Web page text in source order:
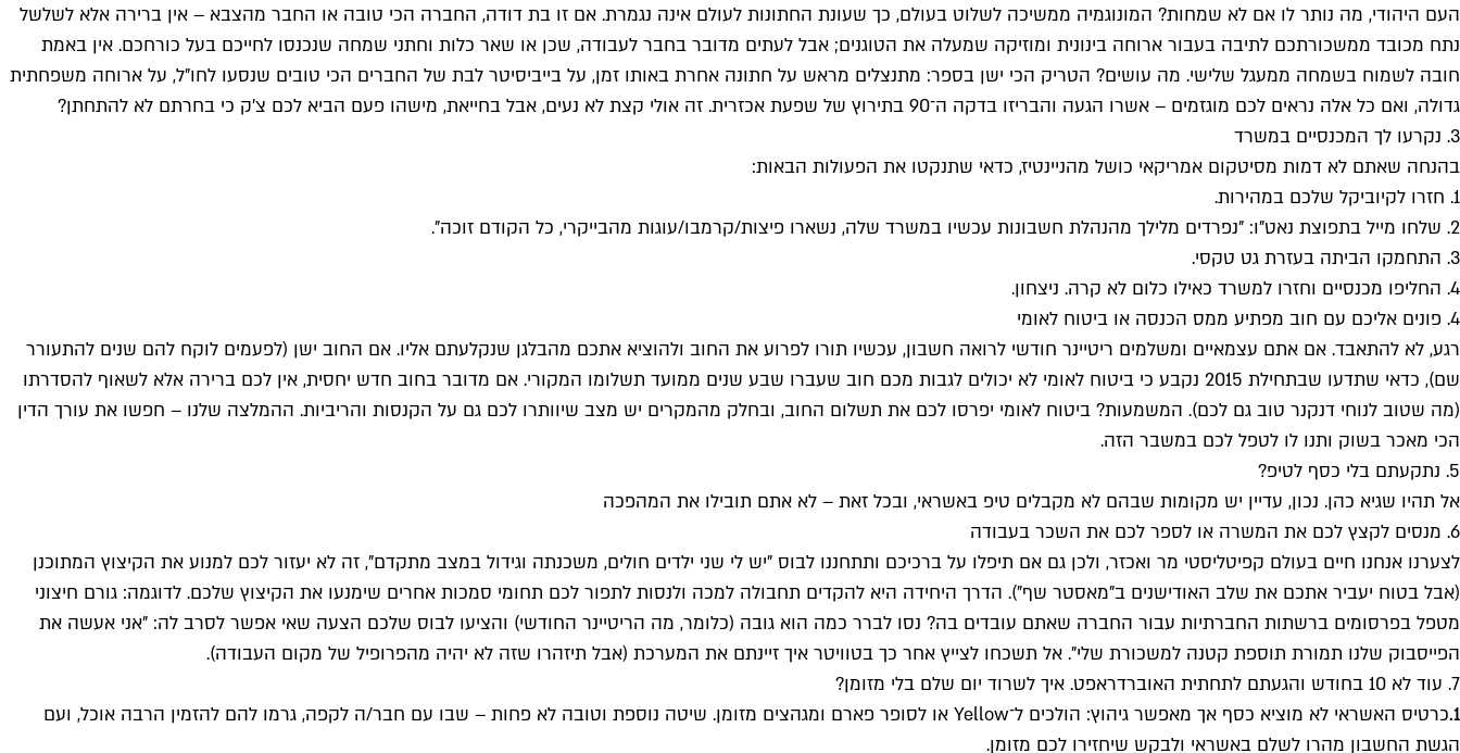
העם היהודי, מה נותר לו אם לא שמחות? המונוגמיה ממשיכה לשלוט בעולם, כך שעונת החתונות לעולם אינה נגמרת. אם זו בת דודה, החברה הכי טובה או החבר מהצבא – אין ברירה אלא לשלשל
נתח מכובד ממשכורתכם לתיבה בעבור ארוחה בינונית ומוזיקה שמעלה את הטוגנים; אבל לעתים מדובר בחבר לעבודה, שכן או שאר כלות וחתני שמחה שנכנסו לחייכם בעל כורחכם. אין באמת
חובה לשמוח בשמחה ממעגל שלישי. מה עושים? הטריק הכי ישן בספר: מתנצלים מראש על חתונה אחרת באותו זמן, על בייביסיטר לבת של החברים הכי טובים שנסעו לחו"ל, על ארוחה משפחתית
גדולה, ואם כל אלה נראים לכם מוגזמים – אשרו הגעה והבריזו בדקה ה־90 בתירוץ של שפעת אכזרית. זה אולי קצת לא נעים, אבל בחייאת, מישהו פעם הביא לכם צ'ק כי בחרתם לא להתחתן?
3. נקרעו לך המכנסיים במשרד
בהנחה שאתם לא דמות מסיטקום אמריקאי כושל מהניינטיז, כדאי שתנקטו את הפעולות הבאות:
1. חזרו לקיוביקל שלכם במהירות.
2. שלחו מייל בתפוצת נאט"ו: "נפרדים מלילך מהנהלת חשבונות עכשיו במשרד שלה, נשארו פיצות/קרמבו/עוגות מהבייקרי, כל הקודם זוכה".
3. התחמקו הביתה בעזרת גט טקסי.
4. החליפו מכנסיים וחזרו למשרד כאילו כלום לא קרה. ניצחון.
4. פונים אליכם עם חוב מפתיע ממס הכנסה או ביטוח לאומי
רגע, לא להתאבד. אם אתם עצמאיים ומשלמים ריטיינר חודשי לרואה חשבון, עכשיו תורו לפרוע את החוב ולהוציא אתכם מהבלגן שנקלעתם אליו. אם החוב ישן (לפעמים לוקח להם שנים להתעורר
שם), כדאי שתדעו שבתחילת 2015 נקבע כי ביטוח לאומי לא יכולים לגבות מכם חוב שעברו שבע שנים ממועד תשלומו המקורי. אם מדובר בחוב חדש יחסית, אין לכם ברירה אלא לשאוף להסדרתו
(מה שטוב לנוחי דנקנר טוב גם לכם). המשמעות? ביטוח לאומי יפרסו לכם את תשלום החוב, ובחלק מהמקרים יש מצב שיוותרו לכם גם על הקנסות והריביות. ההמלצה שלנו – חפשו את עורך הדין
הכי מאכר בשוק ותנו לו לטפל לכם במשבר הזה.
5. נתקעתם בלי כסף לטיפ?
אל תהיו שגיא כהן. נכון, עדיין יש מקומות שבהם לא מקבלים טיפ באשראי, ובכל זאת – לא אתם תובילו את המהפכה
6. מנסים לקצץ לכם את המשרה או לספר לכם את השכר בעבודה
לצערנו אנחנו חיים בעולם קפיטליסטי מר ואכזר, ולכן גם אם תיפלו על ברכיכם ותתחננו לבוס "יש לי שני ילדים חולים, משכנתה וגידול במצב מתקדם", זה לא יעזור לכם למנוע את הקיצוץ המתוכנן
(אבל בטוח יעביר אתכם את שלב האודישנים ב"מאסטר שף"). הדרך היחידה היא להקדים תחבולה למכה ולנסות לתפור לכם תחומי סמכות אחרים שימנעו את הקיצוץ שלכם. לדוגמה: גורם חיצוני
מטפל בפרסומים ברשתות החברתיות עבור החברה שאתם עובדים בה? נסו לברר כמה הוא גובה (כלומר, מה הריטיינר החודשי) והציעו לבוס שלכם הצעה שאי אפשר לסרב לה: "אני אעשה את
הפייסבוק שלנו תמורת תוספת קטנה למשכורת שלי". אל תשכחו לצייץ אחר כך בטוויטר איך זיינתם את המערכת (אבל תיזהרו שזה לא יהיה מהפרופיל של מקום העבודה).
7. עוד לא 10 בחודש והגעתם לתחתית האוברדראפט. איך לשרוד יום שלם בלי מזומן?
1.
כרטיס האשראי לא מוציא כסף אך מאפשר גיהוץ: הולכים ל־Yellow או לסופר פארם ומגהצים מזומן. שיטה נוספת וטובה לא פחות – שבו עם חבר/ה לקפה, גרמו להם להזמין הרבה אוכל, ועם
הגשת החשבון מהרו לשלם באשראי ולבקש שיחזירו לכם מזומן.